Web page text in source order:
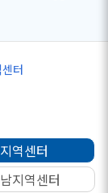
터
역센터
지역센터